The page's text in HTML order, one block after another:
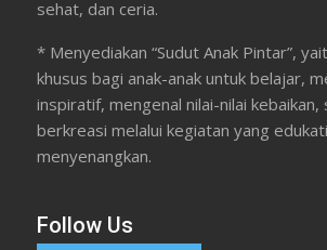
sehat, dan ceria.
* Menyediakan “Sudut Anak Pintar”,
khusus bagi anak-anak untuk belajar,
inspiratif, mengenal nilai-nilai kebaikan,
berkreasi melalui kegiatan yang
menyenangkan.
Follow Us